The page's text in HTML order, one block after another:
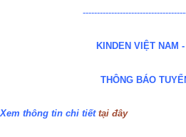
KINDEN VIỆT NAM -
THÔNG BÁO
Xem thông tin chi tiếttại đây